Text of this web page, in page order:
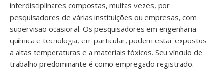
interdisciplinares compostas, muitas vezes, por
pesquisadores de várias instituições ou empresas, com
supervisão ocasional. Os pesquisadores em engenharia
química e tecnologia, em particular, podem estar expostos
a altas temperaturas e a materiais tóxicos. Seu vínculo de
trabalho predominante é como empregado registrado.